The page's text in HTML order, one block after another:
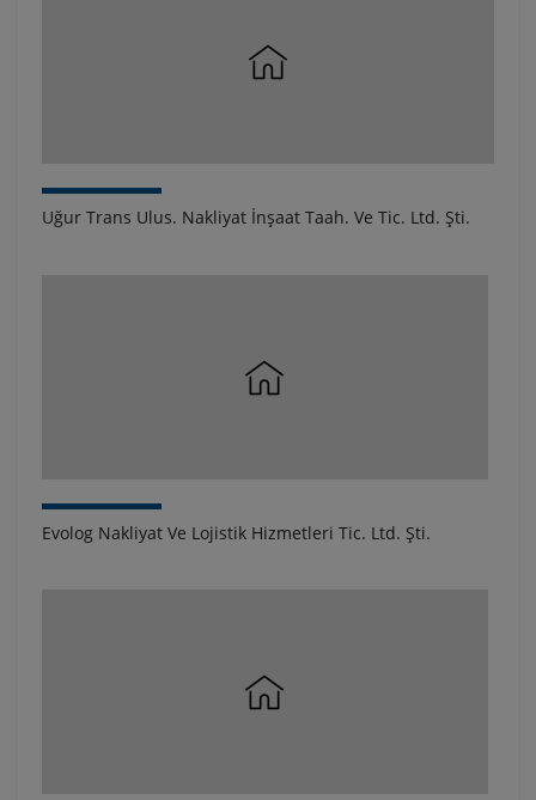
Uğur Trans Ulus. Nakliyat İnşaat Taah. Ve Tic. Ltd. Şti.
Evolog Nakliyat Ve Lojistik Hizmetleri Tic. Ltd. Şti.